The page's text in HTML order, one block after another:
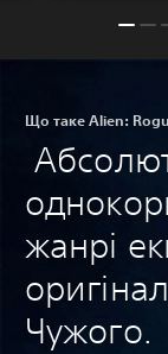
Що таке Alien:
жанрі
Чужого.